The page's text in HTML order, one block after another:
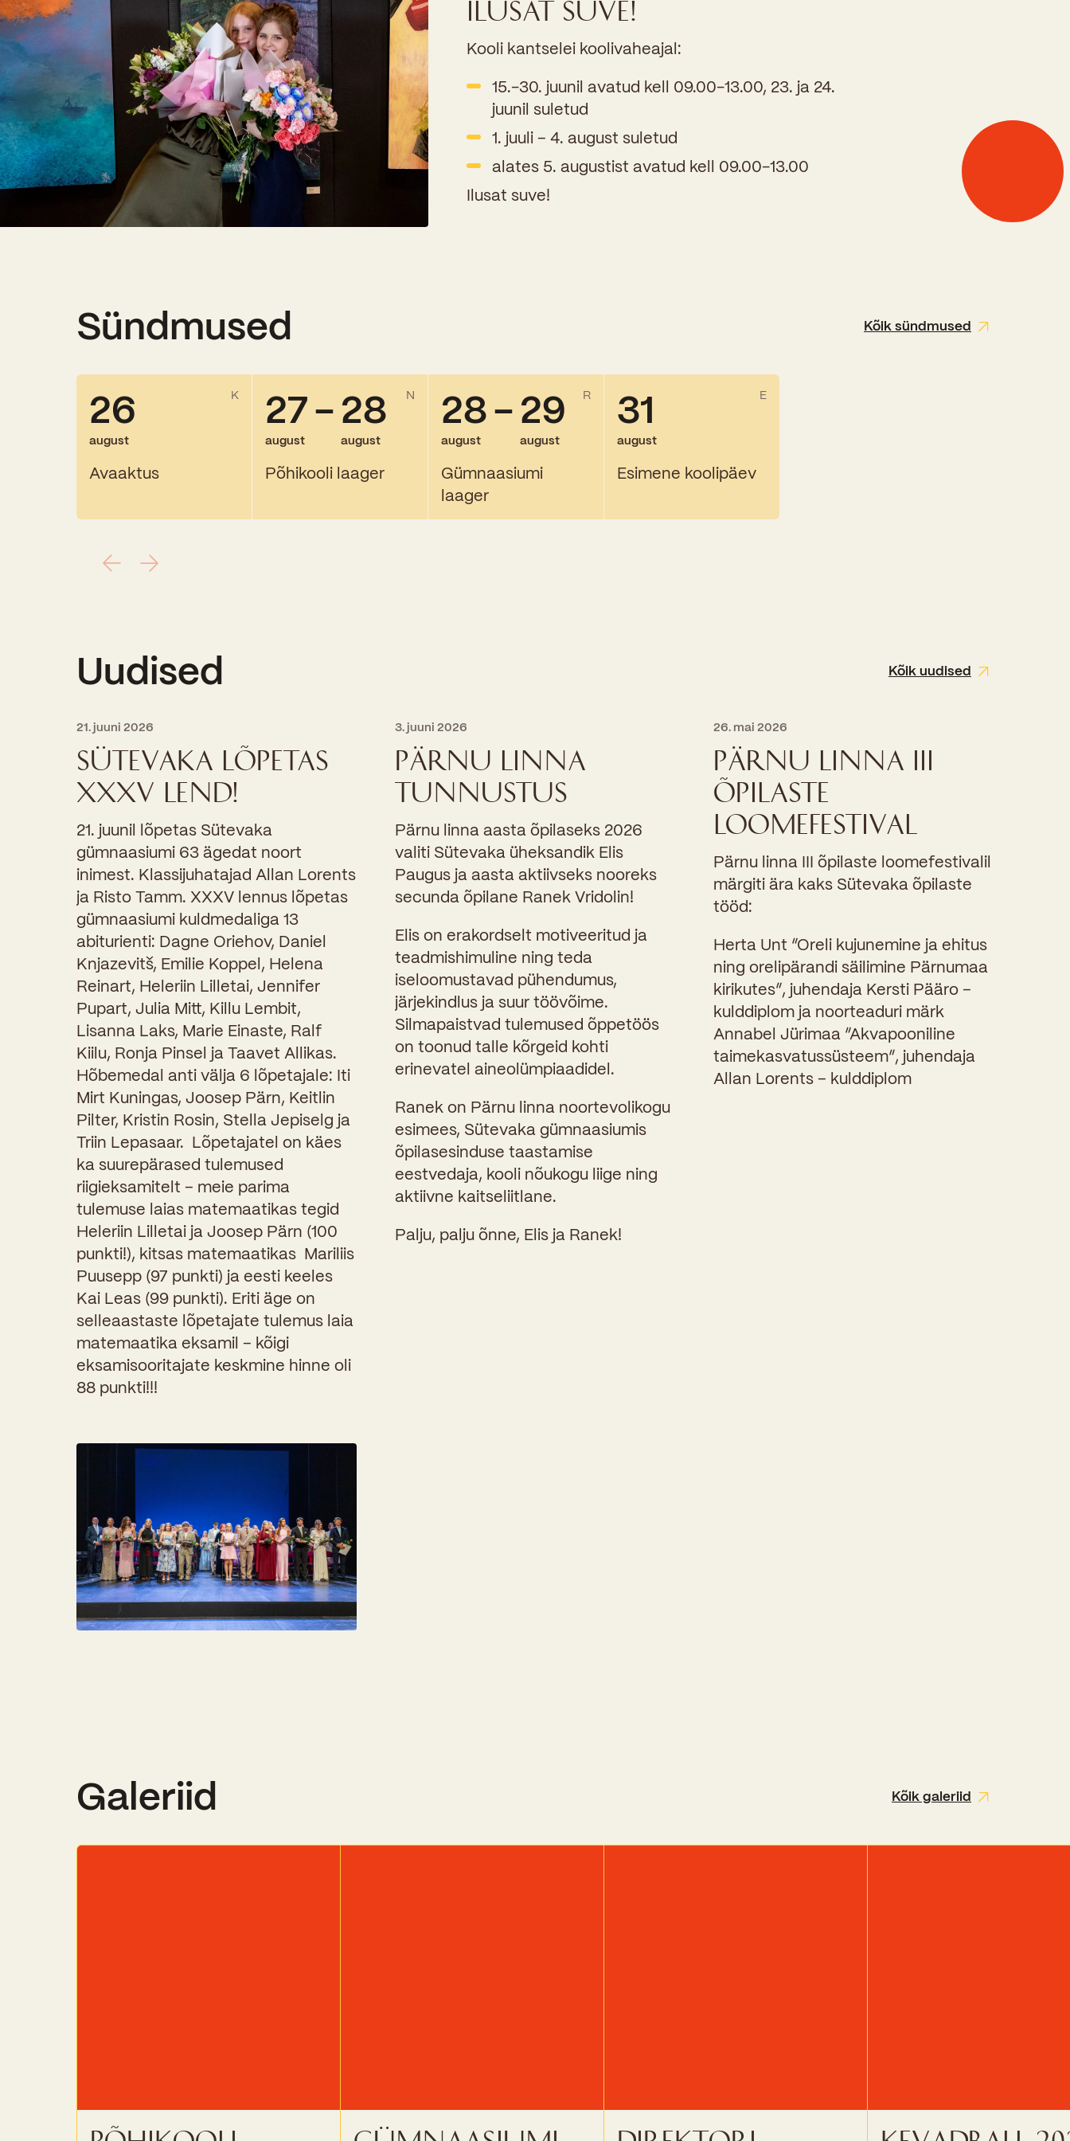
ILUSAT SUVE!
Kooli kantselei koolivaheajal:
15.-30. juunil avatud kell 09.00-13.00, 23. ja 24.
juunil suletud
1. juuli – 4. august suletud
alates 5. augustist avatud kell 09.00-13.00
Ilusat suve!
Sündmused Kõik sündmused
26
august
K
Avaaktus
27
august
-28
august
N
Põhikooli laager
28
august
-29
august
R
Gümnaasiumi
laager
31
august
E
Esimene koolipäev
Uudised Kõik uudised
21. juuni 2026
SÜTEVAKA LÕPETAS
XXXV LEND!
21. juunil lõpetas Sütevaka
gümnaasiumi 63 ägedat noort
inimest. Klassijuhatajad Allan Lorents
ja Risto Tamm. XXXV lennus lõpetas
gümnaasiumi kuldmedaliga 13
abiturienti: Dagne Oriehov, Daniel
Knjazevitš, Emilie Koppel, Helena
Reinart, Heleriin Lilletai, Jennifer
Pupart, Julia Mitt, Killu Lembit,
Lisanna Laks, Marie Einaste, Ralf
Kiilu, Ronja Pinsel ja Taavet Allikas.
Hõbemedal anti välja 6 lõpetajale: Iti
Mirt Kuningas, Joosep Pärn, Keitlin
Pilter, Kristin Rosin, Stella Jepiselg ja
Triin Lepasaar. Lõpetajatel on käes
ka suurepärased tulemused
riigieksamitelt – meie parima
tulemuse laias matemaatikas tegid
Heleriin Lilletai ja Joosep Pärn (100
punkti!), kitsas matemaatikas Mariliis
Puusepp (97 punkti) ja eesti keeles
Kai Leas (99 punkti). Eriti äge on
selleaastaste lõpetajate tulemus laia
matemaatika eksamil – kõigi
eksamisooritajate keskmine hinne oli
88 punkti!!!
3. juuni 2026
PÄRNU LINNA
TUNNUSTUS
Pärnu linna aasta õpilaseks 2026
valiti Sütevaka üheksandik Elis
Paugus ja aasta aktiivseks nooreks
secunda õpilane Ranek Vridolin!
Elis on erakordselt motiveeritud ja
teadmishimuline ning teda
iseloomustavad pühendumus,
järjekindlus ja suur töövõime.
Silmapaistvad tulemused õppetöös
on toonud talle kõrgeid kohti
erinevatel aineolümpiaadidel.
Ranek on Pärnu linna noortevolikogu
esimees, Sütevaka gümnaasiumis
õpilasesinduse taastamise
eestvedaja, kooli nõukogu liige ning
aktiivne kaitseliitlane.
Palju, palju õnne, Elis ja Ranek!
26. mai 2026
PÄRNU LINNA III
ÕPILASTE
LOOMEFESTIVAL
Pärnu linna III õpilaste loomefestivalil
märgiti ära kaks Sütevaka õpilaste
tööd:
Herta Unt “Oreli kujunemine ja ehitus
ning orelipärandi säilimine Pärnumaa
kirikutes”, juhendaja Kersti Pääro –
kulddiplom ja noorteaduri märk
Annabel Jürimaa “Akvapooniline
taimekasvatussüsteem”, juhendaja
Allan Lorents – kulddiplom
Galeriid Kõik galeriid